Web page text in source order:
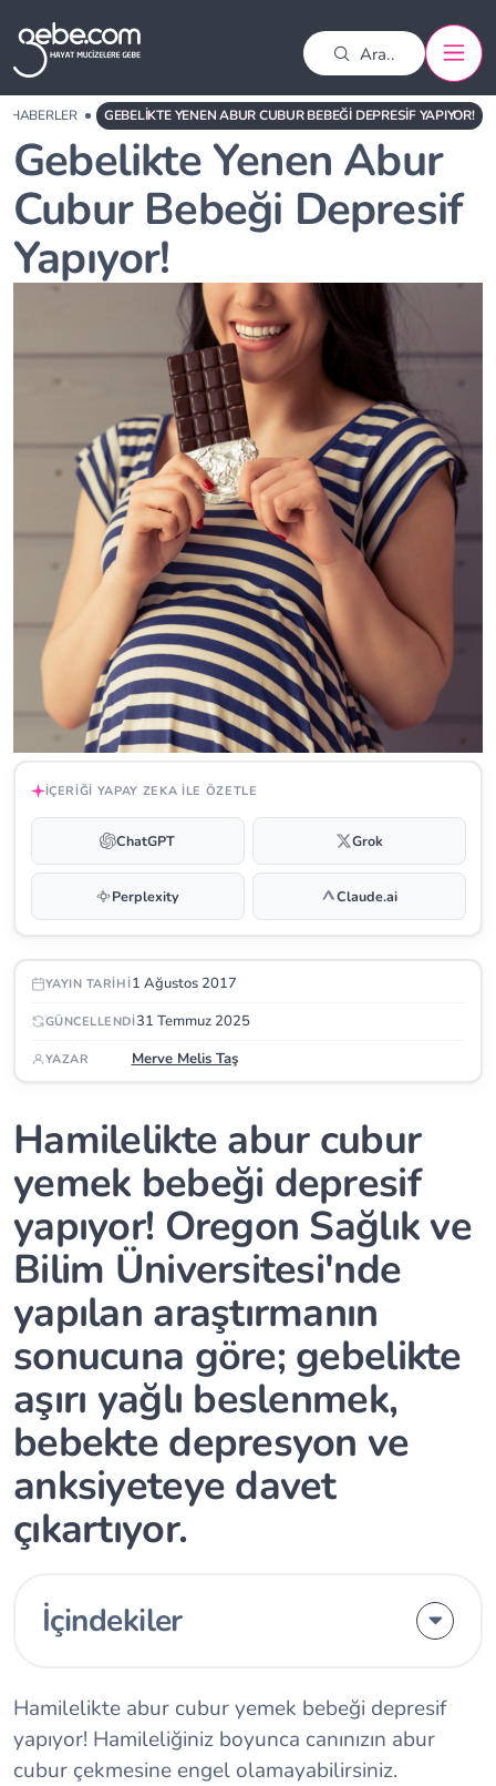
HABERLER GEBELIKTE YENEN ABUR CUBUR BEBEĞI DEPRESIF YAPIYOR!
Gebelikte Yenen Abur
Cubur Bebeği Depresif
Yapıyor!
İÇERIĞI YAPAY ZEKA ILE ÖZETLE
ChatGPT Grok
Perplexity Claude.ai
YAYIN TARIHI1 Ağustos 2017
GÜNCELLENDI31 Temmuz 2025
YAZAR Merve Melis Taş
Hamilelikte abur cubur
yemek bebeği depresif
yapıyor! Oregon Sağlık ve
Bilim Üniversitesi'nde
yapılan araştırmanın
sonucuna göre; gebelikte
aşırı yağlı beslenmek,
bebekte depresyon ve
anksiyeteye davet
çıkartıyor.
İçindekiler
Hamilelikte abur cubur yemek bebeği depresif
yapıyor! Hamileliğiniz boyunca canınızın abur
cubur çekmesine engel olamayabilirsiniz.